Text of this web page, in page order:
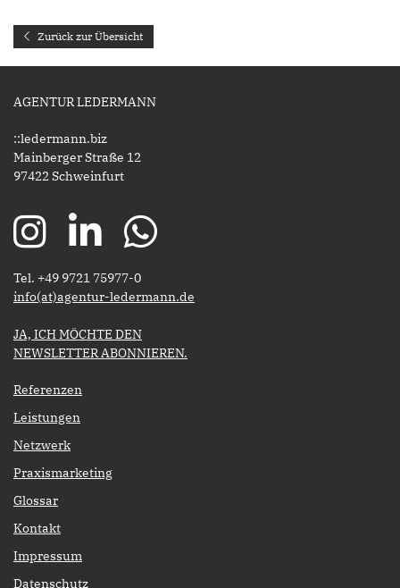
Zurück zur Übersicht
AGENTUR LEDERMANN
::ledermann.biz
Mainberger Straße 12
97422 Schweinfurt
Tel. +49 9721 75977-0
​​​​​​​info(at)agentur-ledermann.de
​​​​​JA, ICH MÖCHTE DEN
NEWSLETTER ABONNIEREN.​​​​​​​
Referenzen
Leistungen
Netzwerk
Praxismarketing
Glossar
Kontakt
Impressum
Datenschutz